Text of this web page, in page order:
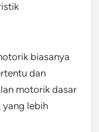
biasanya
dan
motorik dasar
yang lebih